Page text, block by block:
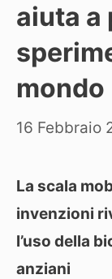
aiuta a
mondo
16 Febbraio
La scala
invenzioni
l’uso della
anziani